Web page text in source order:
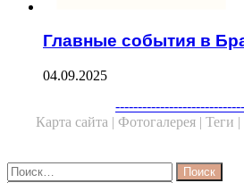
Главные события в
04.09.2025
Карта сайта | Фотогалерея | Теги |
Close
Найти: